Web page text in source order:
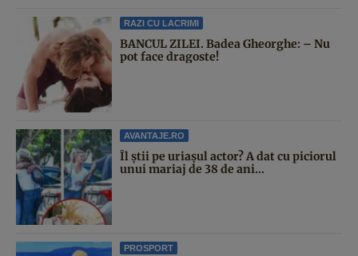
RAZI CU LACRIMI
BANCUL ZILEI. Badea Gheorghe: – Nu
pot face dragoste!
AVANTAJE.RO
Îl știi pe uriașul actor? A dat cu piciorul
unui mariaj de 38 de ani...
PROSPORT